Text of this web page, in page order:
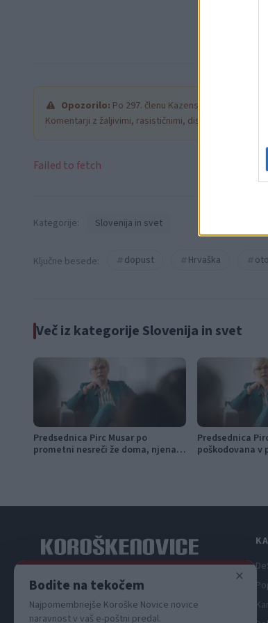
Opozorilo: Po 297. členu Kazenskega
Komentarji z žaljivimi, rasističnimi, diskriminatornimi
Failed to fetch
Kategorije: Slovenija in svet
Ključne besede: dopust Hrvaška
Več iz kategorije Slovenija in svet
Predsednica Pirc Musar po
prometni nesreči že doma, njena
Predsednica
poškodovana v
×
Bodite na tekočem
Najpomembnejše Koroške Novice novice
naravnost v vaš e-poštni predal.